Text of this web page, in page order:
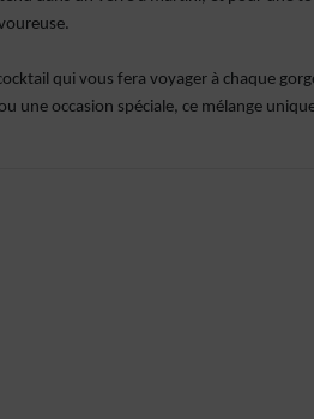
qui vous fera voyager à chaque
une occasion spéciale, ce mélange